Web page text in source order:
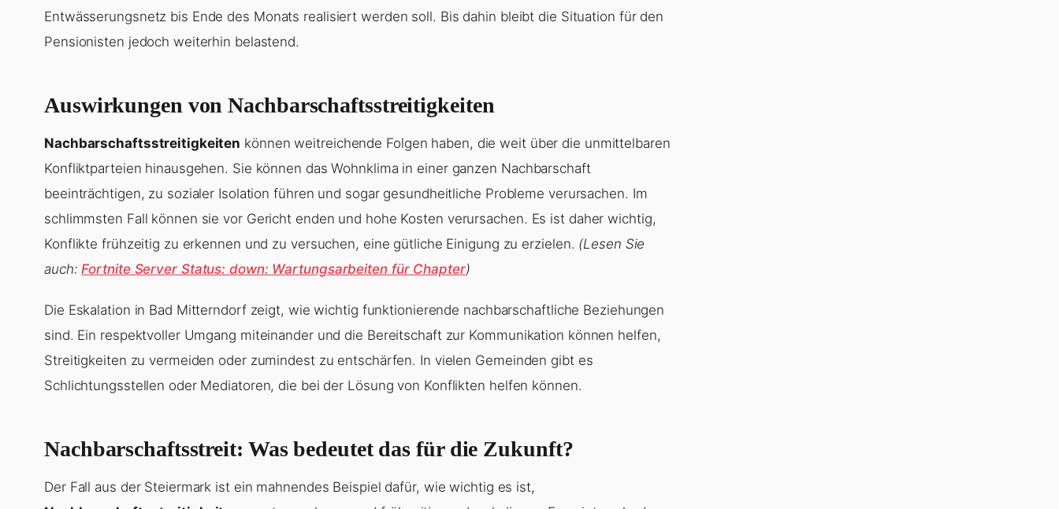
Entwässerungsnetz bis Ende des Monats realisiert werden soll. Bis dahin bleibt die Situation für den
Pensionisten jedoch weiterhin belastend.
Auswirkungen von Nachbarschaftsstreitigkeiten
Nachbarschaftsstreitigkeiten können weitreichende Folgen haben, die weit über die unmittelbaren
Konfliktparteien hinausgehen. Sie können das Wohnklima in einer ganzen Nachbarschaft
beeinträchtigen, zu sozialer Isolation führen und sogar gesundheitliche Probleme verursachen. Im
schlimmsten Fall können sie vor Gericht enden und hohe Kosten verursachen. Es ist daher wichtig,
Konflikte frühzeitig zu erkennen und zu versuchen, eine gütliche Einigung zu erzielen. (Lesen Sie
auch:Fortnite Server Status: down: Wartungsarbeiten für Chapter)
Die Eskalation in Bad Mitterndorf zeigt, wie wichtig funktionierende nachbarschaftliche Beziehungen
sind. Ein respektvoller Umgang miteinander und die Bereitschaft zur Kommunikation können helfen,
Streitigkeiten zu vermeiden oder zumindest zu entschärfen. In vielen Gemeinden gibt es
Schlichtungsstellen oder Mediatoren, die bei der Lösung von Konflikten helfen können.
Nachbarschaftsstreit: Was bedeutet das für die Zukunft?
Der Fall aus der Steiermark ist ein mahnendes Beispiel dafür, wie wichtig es ist,